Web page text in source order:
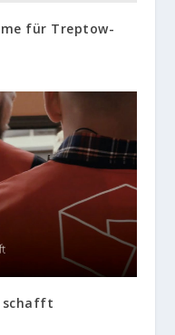
für Treptow-
schafft